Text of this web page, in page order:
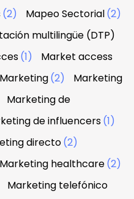
(2) Mapeo Sectorial(2)
multilingüe (DTP)
(1)
Market access
Marketing(2)
Marketing
Marketing de
de influencers(1)
directo(2)
Marketing healthcare(2)
Marketing telefónico